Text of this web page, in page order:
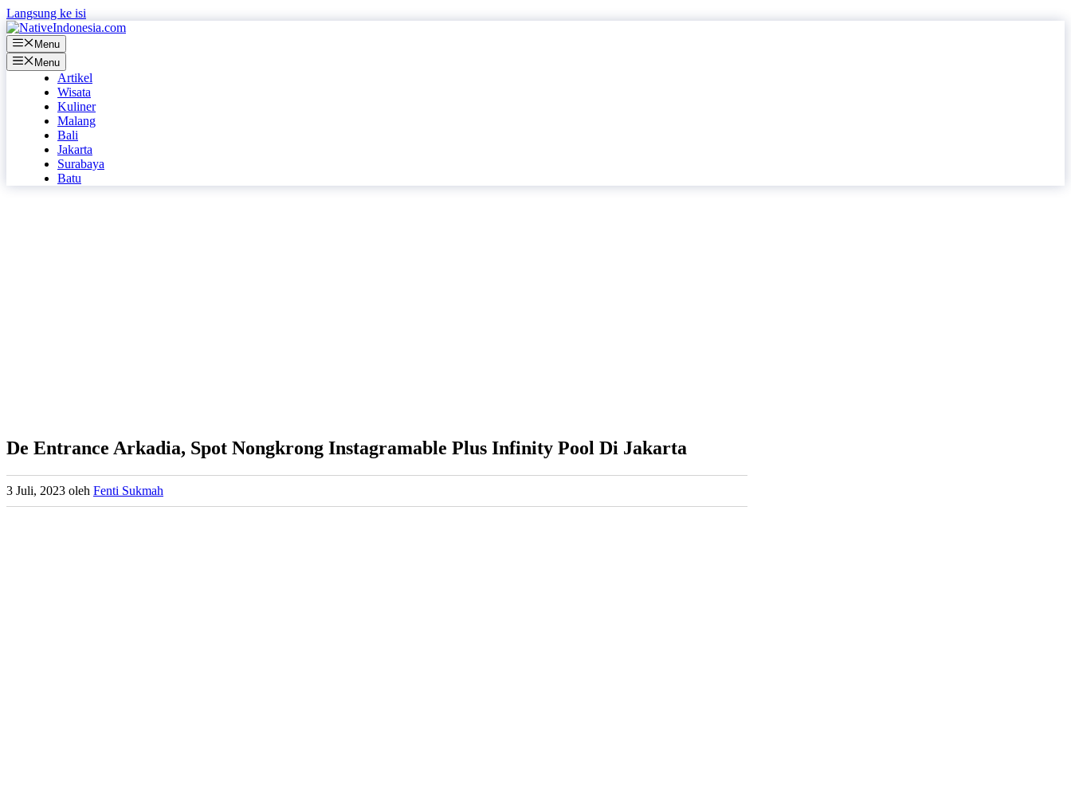
Langsung ke isi
Menu
Menu
Artikel
Wisata
Kuliner
Malang
Bali
Jakarta
Surabaya
Batu
De Entrance Arkadia, Spot Nongkrong Instagramable Plus Infinity Pool Di Jakarta
3 Juli, 2023 oleh Fenti Sukmah